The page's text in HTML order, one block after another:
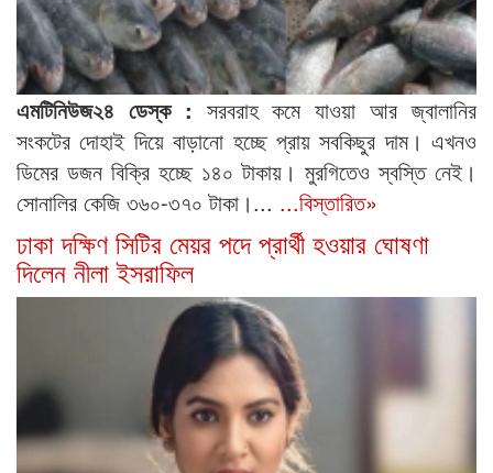
এমটিনিউজ২৪ ডেস্ক : সরবরাহ কমে যাওয়া আর জ্বালানির
সংকটের দোহাই দিয়ে বাড়ানো হচ্ছে প্রায় সবকিছুর দাম। এখনও
ডিমের ডজন বিক্রি হচ্ছে ১৪০ টাকায়। মুরগিতেও স্বস্তি নেই।
সোনালির কেজি ৩৬০-৩৭০ টাকা।... ...বিস্তারিত»
ঢাকা দক্ষিণ সিটির মেয়র পদে প্রার্থী হওয়ার ঘোষণা
দিলেন নীলা ইসরাফিল